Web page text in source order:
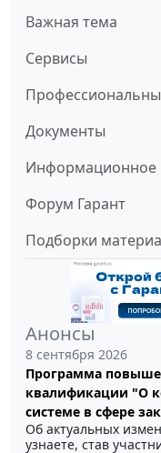
Важная тема
Сервисы
Документы
Информационное
Форум Гарант
Подборки
Анонсы
8 сентября 2026
Программа
квалификации "О
системе в сфере
Об актуальных
узнаете, став